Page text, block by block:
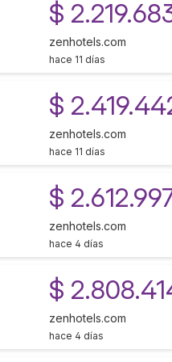
$
zenhotels.com
hace 11 días
$
zenhotels.com
hace 11 días
$
zenhotels.com
hace 4 días
$
zenhotels.com
hace 4 días